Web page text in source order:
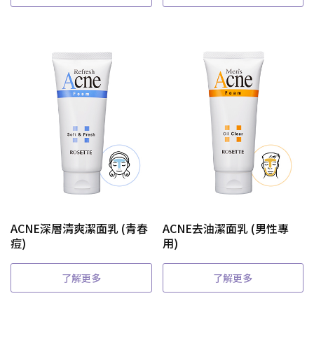
ACNE深層清爽潔面乳 (青春
痘)
了解更多
ACNE去油潔面乳 (男性專
用)
了解更多